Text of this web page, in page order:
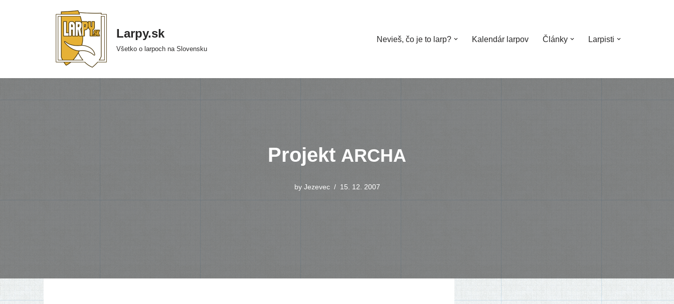
Larpy.sk
Všetko o larpoch na Slovensku
Nevieš, čo je to larp? Kalendár larpov Články Larpisti
Projekt ARCHA
by Jezevec 15. 12. 2007